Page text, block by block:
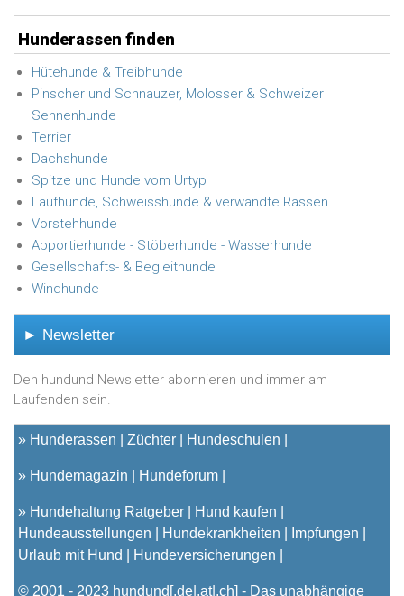
Hunderassen finden
Hütehunde & Treibhunde
Pinscher und Schnauzer, Molosser & Schweizer
Sennenhunde
Terrier
Dachshunde
Spitze und Hunde vom Urtyp
Laufhunde, Schweisshunde & verwandte Rassen
Vorstehhunde
Apportierhunde - Stöberhunde - Wasserhunde
Gesellschafts- & Begleithunde
Windhunde
► Newsletter
Den hundund Newsletter abonnieren und immer am
Laufenden sein.
» Hunderassen Züchter Hundeschulen
» Hundemagazin Hundeforum
» Hundehaltung Ratgeber
Hund kaufen
Hundeausstellungen
Hundekrankheiten
Impfungen
Urlaub mit Hund
Hundeversicherungen
© 2001 - 2023 hundund [.de|.at|.ch] - Das unabhängige